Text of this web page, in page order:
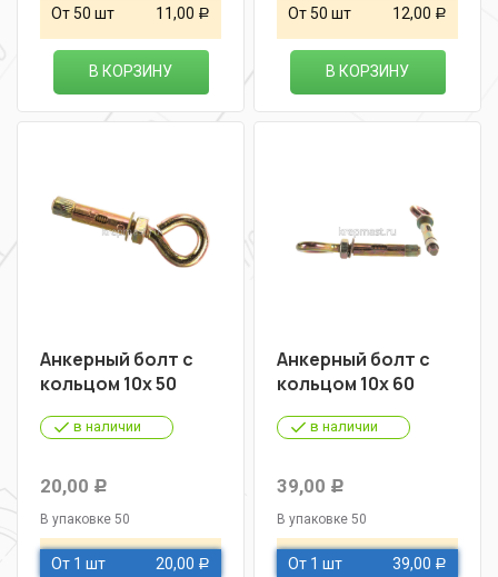
От 50 шт 11,00 Р
В КОРЗИНУ
От 50 шт 12,00 Р
В КОРЗИНУ
Анкерный болт с
кольцом 10х 50
в наличии
20,00 Р
В упаковке 50
От 1 шт 20,00 Р
Анкерный болт с
кольцом 10х 60
в наличии
39,00 Р
В упаковке 50
От 1 шт 39,00 Р